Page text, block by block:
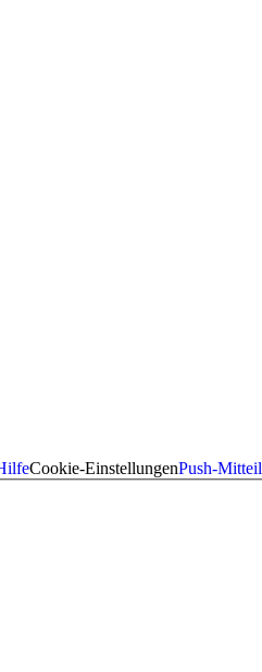
Cookie-EinstellungenPush-